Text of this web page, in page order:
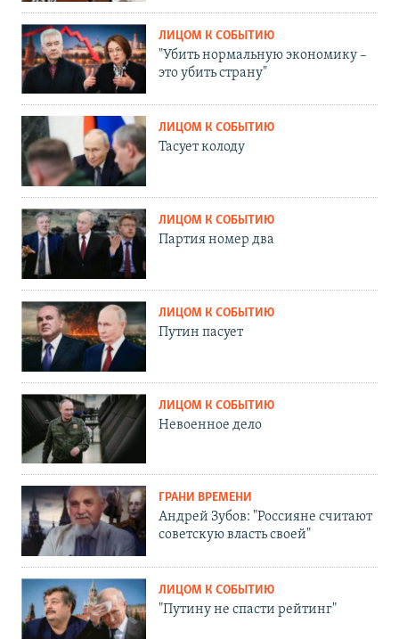
ЛИЦОМ К СОБЫТИЮ
"Убить нормальную экономику –
это убить страну"
ЛИЦОМ К СОБЫТИЮ
Тасует колоду
ЛИЦОМ К СОБЫТИЮ
Партия номер два
ЛИЦОМ К СОБЫТИЮ
Путин пасует
ЛИЦОМ К СОБЫТИЮ
Невоенное дело
ГРАНИ ВРЕМЕНИ
Андрей Зубов: "Россияне считают
советскую власть своей"
ЛИЦОМ К СОБЫТИЮ
"Путину не спасти рейтинг"